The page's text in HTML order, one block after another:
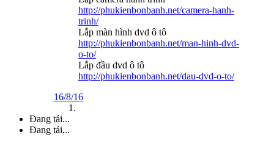
http://phukienbonbanh.net/camera-hanh-
trinh/
Lắp màn hình dvd ô tô
http://phukienbonbanh.net/man-hinh-dvd-
o-to/
Lắp đầu dvd ô tô
http://phukienbonbanh.net/dau-dvd-o-to/
16/8/16
Đang tải...
Đang tải...